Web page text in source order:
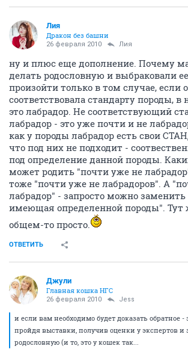
Лия
Дракон без башни
26 февраля 2010 Лия
ну и плюс еще дополнение. Почему
делать родословную и выбраковали
произойти только в том случае, если
соответствовала стандарту породы,
это лабрадор. Не соответствующий
лабрадор - это уже почти и не
как у породы лабрадор есть свои
что под них не подходит -
под определение данной породы.
может родить "почти уже не
тоже "почти уже не лабрадоров". А
лабрадор" - запросто можно заменить
имеющая определенной породы". Тут
общем-то просто.
ОТВЕТИТЬ
Джули
Главная кошка НГС
26 февраля 2010 Jess
и если вам необходимо будет доказать обратное
пройдя выставки, получив оценки у экспертов и
родословную (и то, это у кошек так...